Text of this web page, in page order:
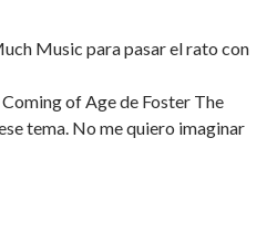
Music para pasar el rato con
of Age de Foster The
tema. No me quiero imaginar